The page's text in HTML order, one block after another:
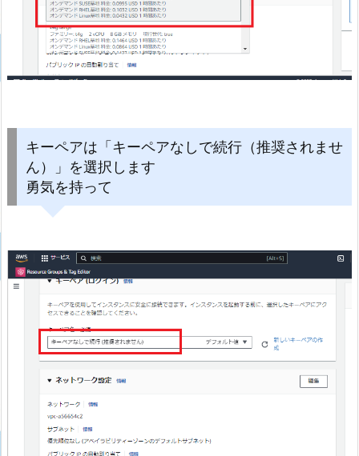
キーペアは「キーペアなしで続行（推奨されませ
ん）」を選択します
勇気を持って